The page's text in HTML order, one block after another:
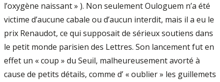
l’oxygène naissant » ). Non seulement Ouloguem n’a été
victime d’aucune cabale ou d’aucun interdit, mais il a eu le
prix Renaudot, ce qui supposait de sérieux soutiens dans
le petit monde parisien des Lettres. Son lancement fut en
effet un « coup » du Seuil, malheureusement avorté à
cause de petits détails, comme d’ « oublier » les guillemets